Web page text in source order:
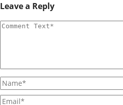
Leave a Reply